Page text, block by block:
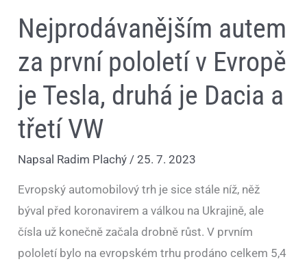
Nejprodávanějším autem
za první pololetí v Evropě
je Tesla, druhá je Dacia a
třetí VW
Napsal Radim Plachý /25. 7. 2023
Evropský automobilový trh je sice stále níž, něž
býval před koronavirem a válkou na Ukrajině, ale
čísla už konečně začala drobně růst. V prvním
pololetí bylo na evropském trhu prodáno celkem 5,4